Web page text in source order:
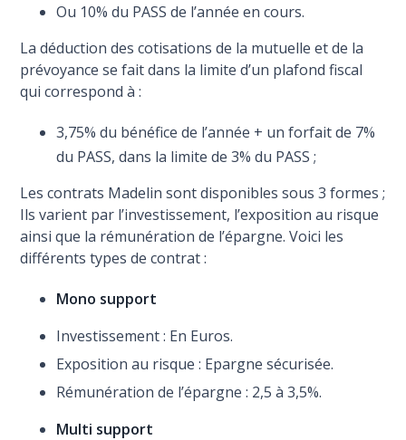
Ou 10% du PASS de l’année en cours.
La déduction des cotisations de la mutuelle et de la
prévoyance se fait dans la limite d’un plafond fiscal
qui correspond à :
3,75% du bénéfice de l’année + un forfait de 7%
du PASS, dans la limite de 3% du PASS ;
Les contrats Madelin sont disponibles sous 3 formes ;
Ils varient par l’investissement, l’exposition au risque
ainsi que la rémunération de l’épargne. Voici les
différents types de contrat :
Mono support
Investissement : En Euros.
Exposition au risque : Epargne sécurisée.
Rémunération de l’épargne : 2,5 à 3,5%.
Multi support